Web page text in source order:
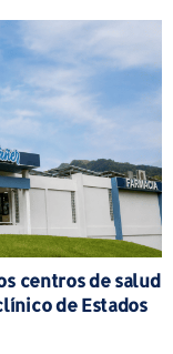
centros de salud
de Estados